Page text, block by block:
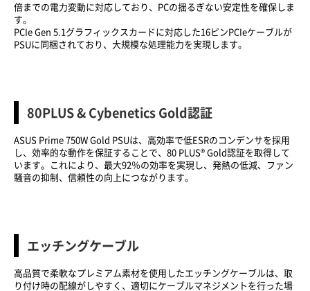
倍までの電力変動に対応しており、PCの揺るぎない安定性を確保しま
す。
PCIe Gen 5.1グラフィックスカードに対応した16ピンPCIeケーブルが
PSUに同梱されており、大規模な処理能力を実現します。
80PLUS & Cybenetics Gold認証
ASUS Prime 750W Gold PSUは、高効率で低ESRのコンデンサを採用
し、効率的な動作を保証することで、80 PLUS® Gold認証を取得して
います。これにより、最大92％の効率を実現し、発熱の低減、ファン
騒音の抑制、信頼性の向上につながります。
エッチングケーブル
高品質で柔軟なプレミアム素材を使用したエッチングケーブルは、取
り付け時の配線がしやすく、適切にケーブルマネジメントを行った場